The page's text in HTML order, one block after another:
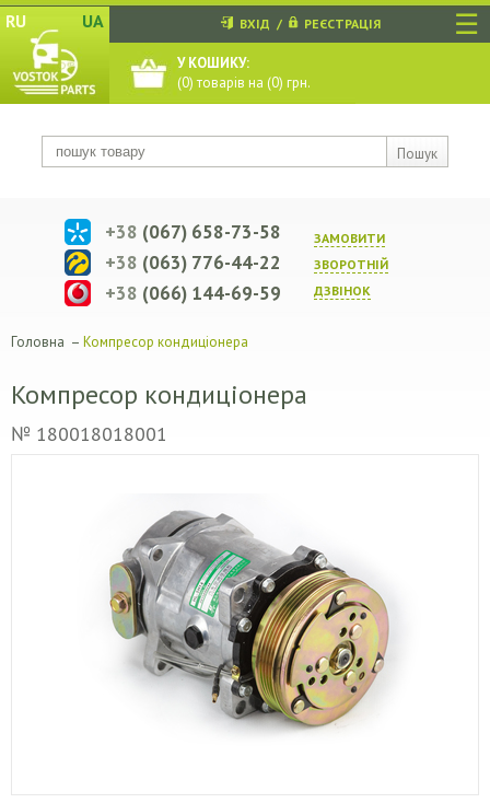
☰
RU UA
Пошук
ВХІД / РЕЄСТРАЦІЯ
У КОШИКУ:
(0) товарів на (0) грн.
ЗАМОВИТИ
ЗВОРОТНIЙ
ДЗВIНОК
+38 (067) 658-73-58
+38 (063) 776-44-22
+38 (066) 144-69-59
Головна – Компресор кондиціонера
Компресор кондиціонера
№ 180018018001